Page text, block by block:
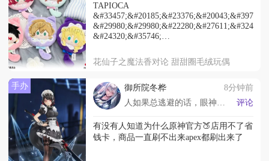
TAPIOCA
&#24320;&#35746;
2026&#24180;11&#26376;&#20986;&#36135;
花仙子之魔法香对论 甜甜圈毛绒玩偶
手办 御所院冬桦
8分钟前
评论
有没有人知道为什么原神官方🍑店用不了省
钱卡，商品一直刷不出来apex都刷出来了